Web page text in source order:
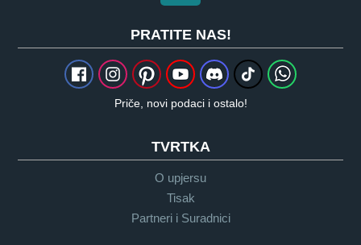
PRATITE NAS!
Priče, novi podaci i ostalo!
TVRTKA
O upjersu
Tisak
Partneri i Suradnici